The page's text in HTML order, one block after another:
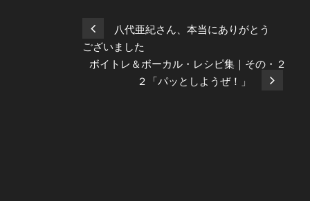
八代亜紀さん、本当にありがとう
ございました
ボイトレ＆ボーカル・レシピ集｜その・２
２「パッとしようぜ！」